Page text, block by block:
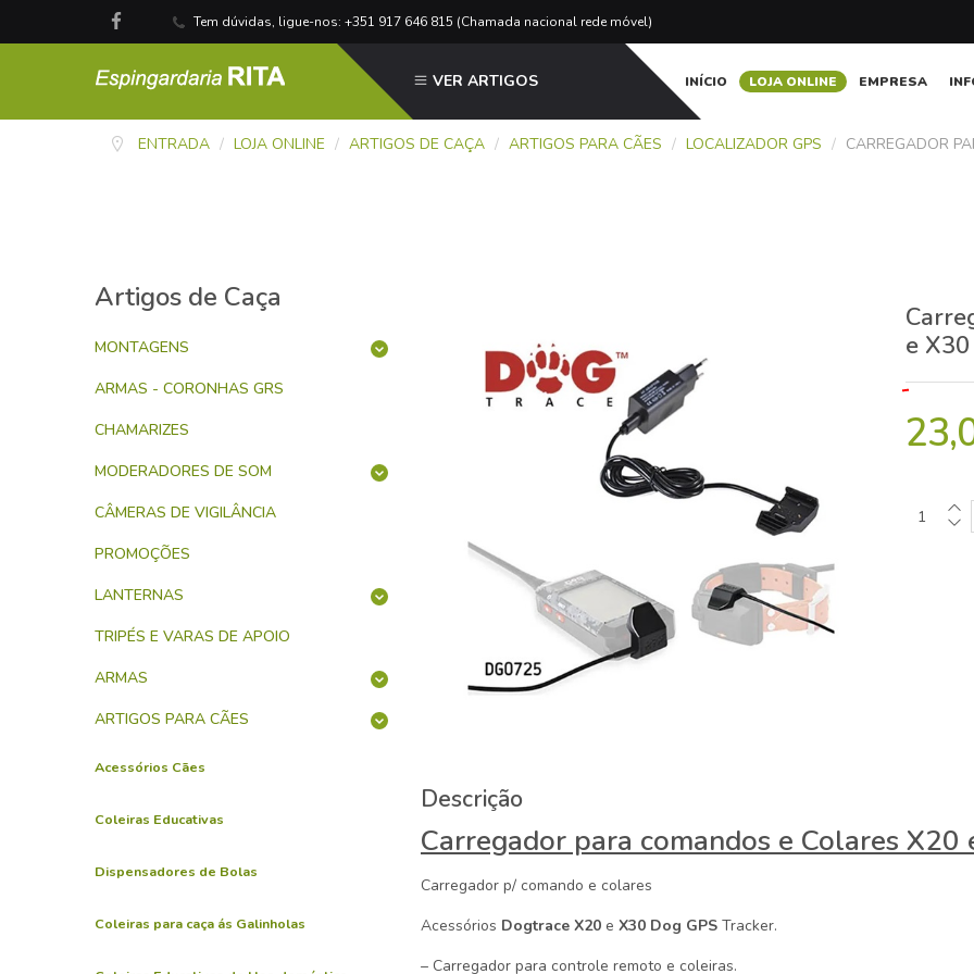
Tem dúvidas, ligue-nos: +351 917 646 815 (Chamada nacional rede móvel)
VER ARTIGOS INÍCIO LOJA ONLINE EMPRESA
ENTRADA / LOJA ONLINE / ARTIGOS DE CAÇA / ARTIGOS PARA CÃES / LOCALIZADOR GPS / CARREGADOR
Artigos de Caça
MONTAGENS
ARMAS - CORONHAS GRS
CHAMARIZES
MODERADORES DE SOM
CÂMERAS DE VIGILÂNCIA
PROMOÇÕES
LANTERNAS
TRIPÉS E VARAS DE APOIO
ARMAS
ARTIGOS PARA CÃES
Acessórios Cães
Coleiras Educativas
Dispensadores de Bolas
Coleiras para caça ás Galinholas
e X30
Descrição
Carregador para comandos e Colares X20
Carregador p/ comando e colares
Acessórios Dogtrace X20 e X30 Dog GPS Tracker.
– Carregador para controle remoto e coleiras.